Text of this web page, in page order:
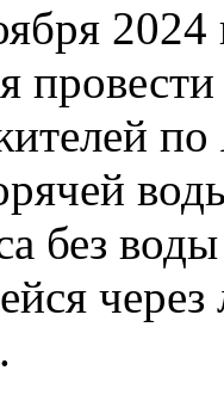
2024
без